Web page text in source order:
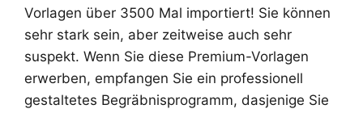
Vorlagen über 3500 Mal importiert! Sie können
sehr stark sein, aber zeitweise auch sehr
suspekt. Wenn Sie diese Premium-Vorlagen
erwerben, empfangen Sie ein professionell
gestaltetes Begräbnisprogramm, dasjenige Sie